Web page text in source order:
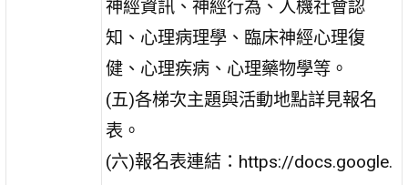
神經資訊、神經行為、人機社會認
知、心理病理學、臨床神經心理復
健、心理疾病、心理藥物學等。
(五)各梯次主題與活動地點詳見報名
表。
(六)報名表連結：https://docs.google.